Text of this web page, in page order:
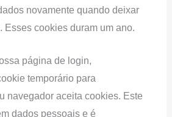
novamente quando deixar
Esses cookies duram um ano.
página de login,
temporário para
navegador aceita cookies. Este
dados pessoais e é